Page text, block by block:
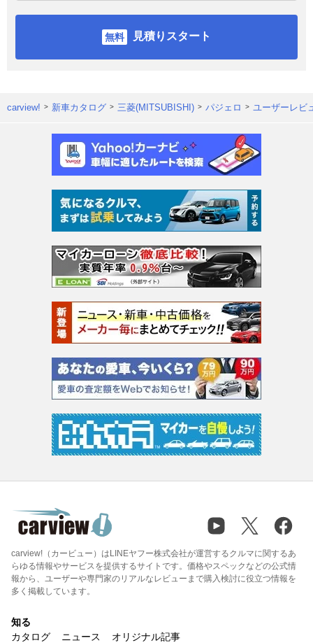
見積りスタート
carview! 新車カタログ 三菱(MITSUBISHI) パジェロ ユーザーレビ
carview!（カービュー）はLINEヤフー株式会社が運営するクルマに関するあ
らゆる情報やサービスを提供するサイトです。価格やスペックなどの公式情
報から、ユーザーや専門家のリアルなレビューまで購入検討に役立つ情報を
多く掲載しています。
知る
カタログ
ニュース オリジナル記事